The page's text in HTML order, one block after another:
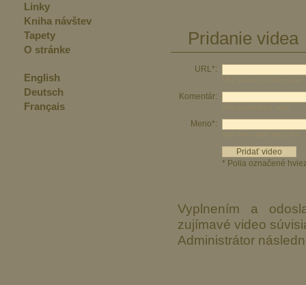
Pridanie videa
URL*:
Komentár:
Meno*:
* Polia označené
Vyplnením a
zujímavé video
Administrátor
Linky
Kniha návštev
Tapety
O stránke
English
Deutsch
Français